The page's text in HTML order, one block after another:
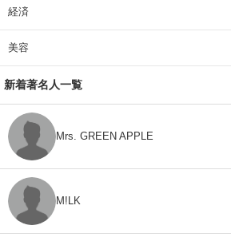
経済
美容
新着著名人一覧
Mrs. GREEN APPLE
M!LK